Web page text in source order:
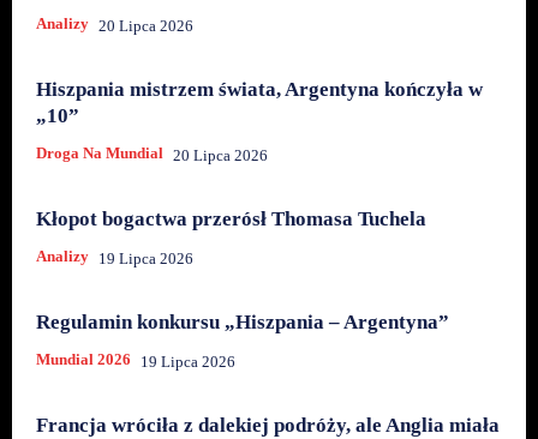
Analizy 20 Lipca 2026
Hiszpania mistrzem świata, Argentyna kończyła w
„10”
Droga Na Mundial 20 Lipca 2026
Kłopot bogactwa przerósł Thomasa Tuchela
Analizy 19 Lipca 2026
Regulamin konkursu „Hiszpania – Argentyna”
Mundial 2026 19 Lipca 2026
Francja wróciła z dalekiej podróży, ale Anglia miała